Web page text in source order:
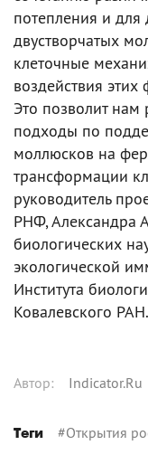
потепления и
двустворчатых
клеточные
воздействия
Это позволит нам
подходы по
моллюсков на
трансформации
руководитель
РНФ, Александра
биологических
экологической
Института
Ковалевского РАН.
Автор: Indicator.Ru
Теги #Открытия